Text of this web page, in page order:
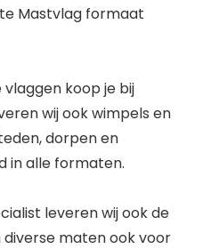
Mastvlag formaat
koop je bij
wij ook wimpels en
dorpen en
in alle formaten.
leveren wij ook de
maten ook voor